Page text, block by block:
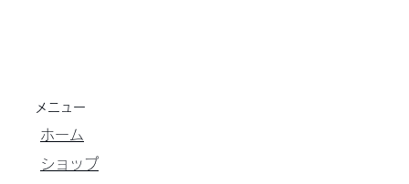
メニュー
ホーム
ショップ